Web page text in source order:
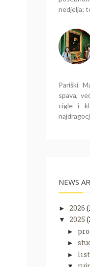
nedjelja;
Pariški
spava,
cigle i
NEWS
► 2026
▼ 2025
►
►
►